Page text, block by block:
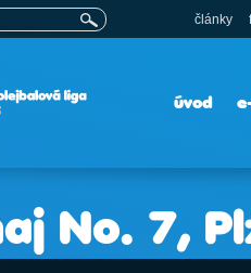
články
úvod
No. 7,